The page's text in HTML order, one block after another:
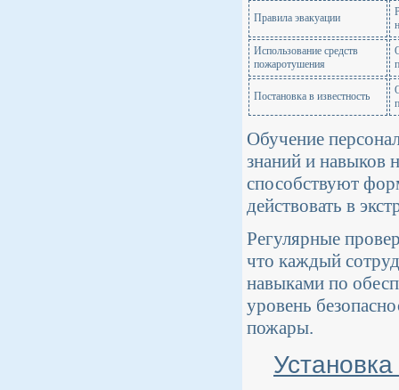
Правила эвакуации
Использование средств
пожаротушения
Постановка в известность
Обучение
знаний и навыков
способствуют
действовать в
Регулярные
что каждый
навыками по
уровень
пожары.